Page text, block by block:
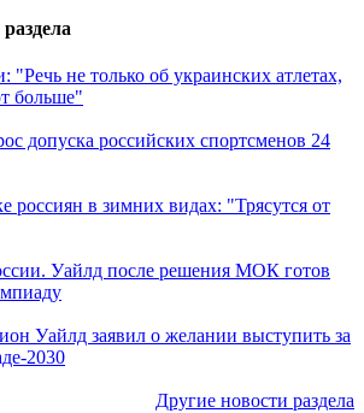
не только об украинских атлетах,
больше"
допуска российских спортсменов 24
россиян в зимних видах: "Трясутся от
Уайлд после решения МОК готов
Уайлд заявил о желании выступить за
2030
Другие новости раздела